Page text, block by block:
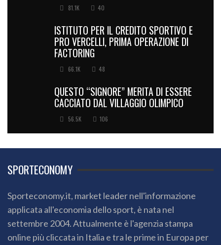
81.1K 40
ISTITUTO PER IL CREDITO SPORTIVO E
PRO VERCELLI, PRIMA OPERAZIONE DI
FACTORING
66.1K 48
QUESTO “SIGNORE” MERITA DI ESSERE
CACCIATO DAL VILLAGGIO OLIMPICO
56.5K 106
SPORTECONOMY
Sporteconomy.it, market leader nell'informazione
applicata all'economia dello sport, è nata nel
settembre 2004. Attualmente è l'agenzia stampa
online più cliccata in Italia e tra le prime in Europa per